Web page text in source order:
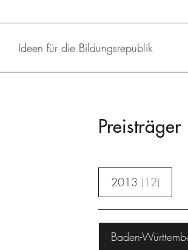
Ideen für die Bildungsrepublik
Preisträger
2013 12
Baden-